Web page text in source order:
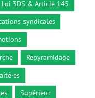
Loi 3DS & Article 145
syndicales
Repyramidage
Supérieur